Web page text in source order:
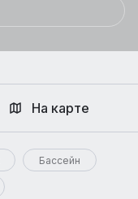
Бассейн
На карте